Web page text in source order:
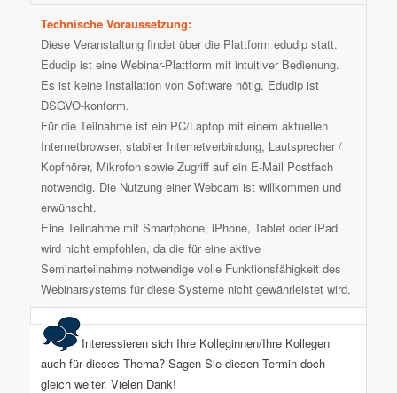
Technische Voraussetzung:
Diese Veranstaltung findet über die Plattform edudip statt.
Edudip ist eine Webinar-Plattform mit intuitiver Bedienung.
Es ist keine Installation von Software nötig. Edudip ist
DSGVO-konform.
Für die Teilnahme ist ein PC/Laptop mit einem aktuellen
Internetbrowser, stabiler Internetverbindung, Lautsprecher /
Kopfhörer, Mikrofon sowie Zugriff auf ein E-Mail Postfach
notwendig. Die Nutzung einer Webcam ist willkommen und
erwünscht.
Eine Teilnahme mit Smartphone, iPhone, Tablet oder iPad
wird nicht empfohlen, da die für eine aktive
Seminarteilnahme notwendige volle Funktionsfähigkeit des
Webinarsystems für diese Systeme nicht gewährleistet wird.
Interessieren sich Ihre Kolleginnen/Ihre Kollegen
auch für dieses Thema? Sagen Sie diesen Termin doch
gleich weiter. Vielen Dank!